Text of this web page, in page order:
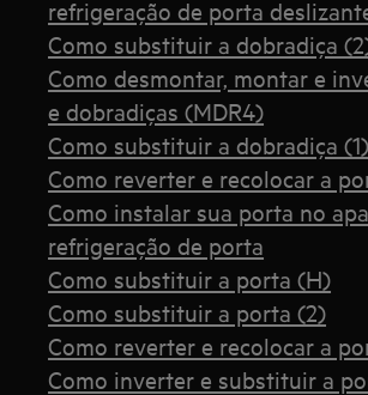
refrigeração de porta
Como substituir a dobradiça
Como desmontar, montar e
e dobradiças (MDR4)
Como substituir a dobradiça (1)
Como reverter e recolocar a
Como instalar sua porta no
refrigeração de porta
Como substituir a porta (H)
Como substituir a porta (2)
Como reverter e recolocar a
Como inverter e substituir a